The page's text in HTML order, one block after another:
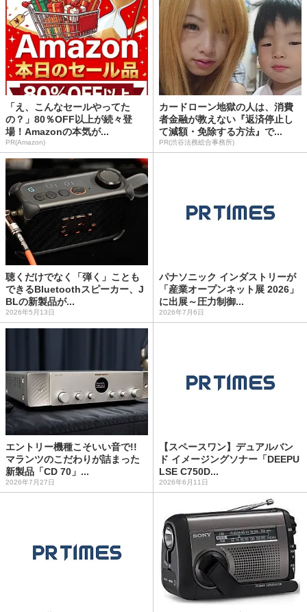
「え、こんなセールやってた
の？」80％OFF以上が続々登
場！Amazonの本気が...
PR(Amazon)
カードローン地獄の人は、消費
者金融が教えない『返済停止し
て減額・免除する方法』で...
PR(渋谷法務総合事務所)
聴くだけでなく「弾く」ことも
できるBluetoothスピーカー、J
BLの新製品が...
2026年5月13日
パナソニック インダストリーが
「産業オープンネット展 2026」
に出展～圧力制御...
2026年7月6日
エントリー機種こそいい音で!!
マランツのこだわりが詰まった
新製品「CD 70」...
2026年7月27日
【スペースワン】デュアルバン
ド イメージングソナー「DEEPU
LSE C750D...
2026年6月11日